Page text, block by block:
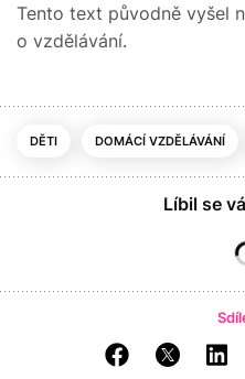
Tento text původně vyšel
o vzdělávání.
DĚTI DOMÁCÍ VZDĚLÁVÁNÍ
Líbil se